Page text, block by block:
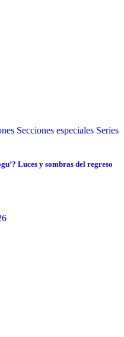
Secciones especiales Series
Luces y sombras del regreso